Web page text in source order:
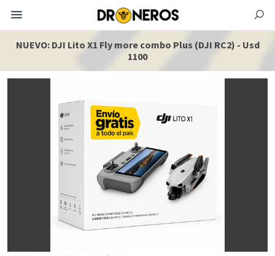
NUEVO: DJI Lito X1 Fly more combo Plus (DJI RC2) - Usd
1100